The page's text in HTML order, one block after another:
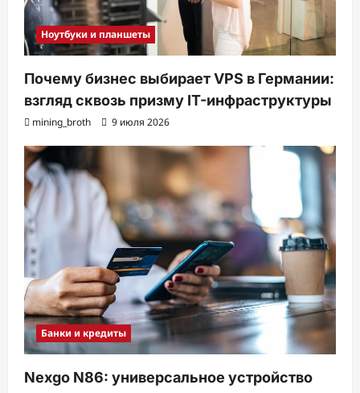
Ноутбуки и планшеты
Почему бизнес выбирает VPS в Германии:
взгляд сквозь призму IT-инфраструктуры
mining_broth 9 июля 2026
Банки и кредиты
Nexgo N86: универсальное устройство